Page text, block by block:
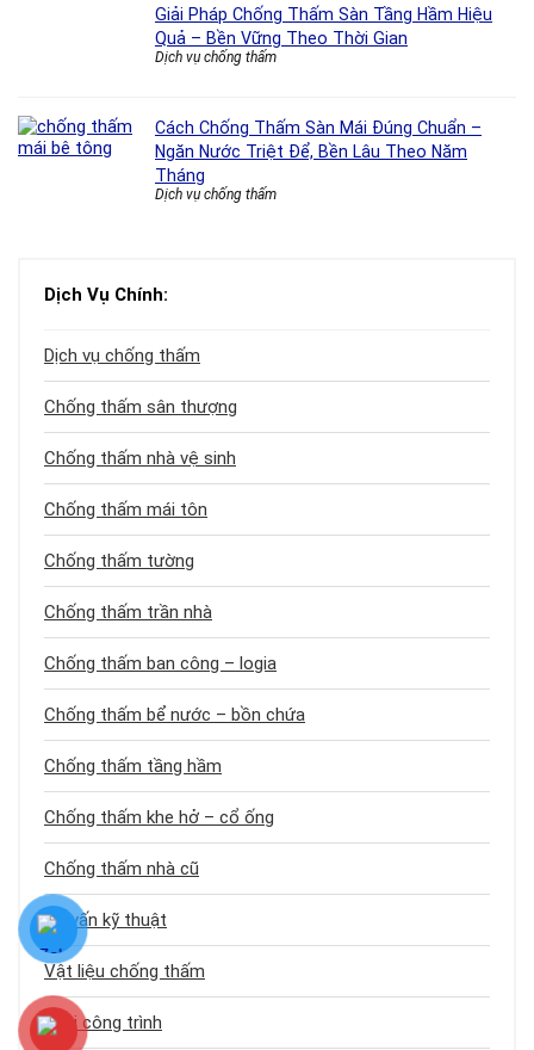
Giải Pháp Chống Thấm Sàn Tầng Hầm Hiệu
Quả – Bền Vững Theo Thời Gian
Dịch vụ chống thấm
Cách Chống Thấm Sàn Mái Đúng Chuẩn –
Ngăn Nước Triệt Để, Bền Lâu Theo Năm
Tháng
Dịch vụ chống thấm
Dịch Vụ Chính:
Dịch vụ chống thấm
Chống thấm sân thượng
Chống thấm nhà vệ sinh
Chống thấm mái tôn
Chống thấm tường
Chống thấm trần nhà
Chống thấm ban công – logia
Chống thấm bể nước – bồn chứa
Chống thấm tầng hầm
Chống thấm khe hở – cổ ống
Chống thấm nhà cũ
Tư vấn kỹ thuật
Vật liệu chống thấm
Loại công trình